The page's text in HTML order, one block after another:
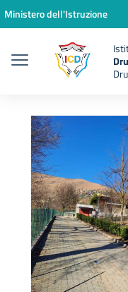
Vai ai contenuti
Vai al menu di navigazione
Vai al footer
Ministero dell'Istruzione